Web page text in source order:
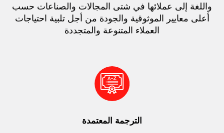
واللغة إلى عملائها في شتى المجالات والصناعات حسب
أعلى معايير الموثوقية والجودة من أجل تلبية احتياجات
العملاء المتنوعة والمتجددة
الترجمة المعتمدة